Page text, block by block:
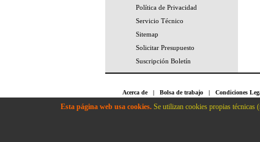
Política de Privacidad
Servicio Técnico
Sitemap
Solicitar Presupuesto
Suscripción Boletín
Acerca de| Bolsa de trabajo | Condiciones
Cookies|Política de Privacidad | Servicio
Esta página web usa cookies.Se utilizan cookies propias técnicas